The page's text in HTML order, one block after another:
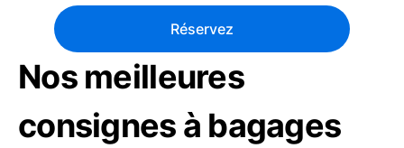
Réservez
Nos meilleures
consignes à bagages